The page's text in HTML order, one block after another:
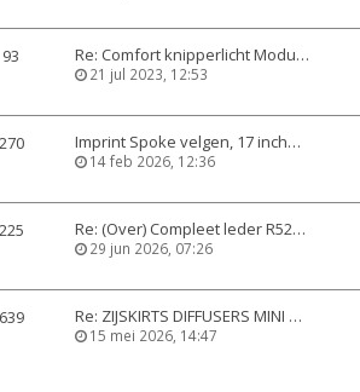
93 Re: Comfort knipperlicht Modu…
21 jul 2023, 12:53
270 Imprint Spoke velgen, 17 inch…
14 feb 2026, 12:36
225 Re: (Over) Compleet leder R52…
29 jun 2026, 07:26
639 Re: ZIJSKIRTS DIFFUSERS MINI …
15 mei 2026, 14:47